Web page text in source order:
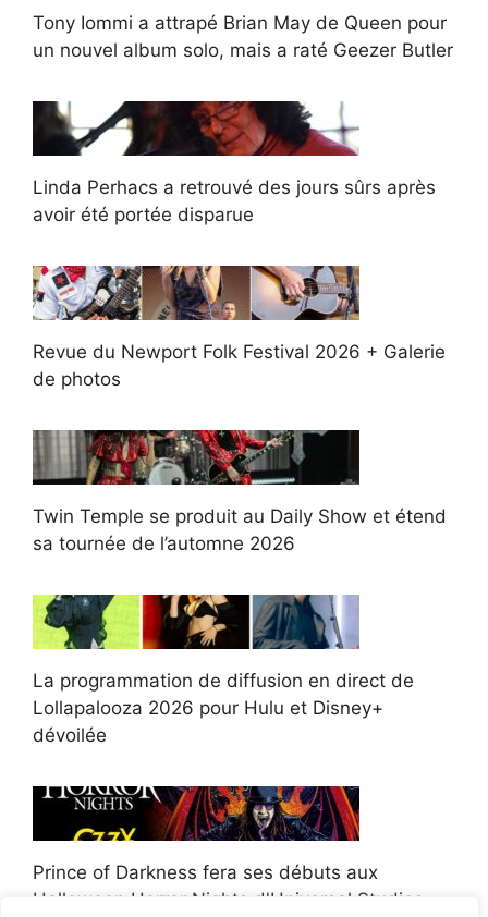
Tony Iommi a attrapé Brian May de Queen pour
un nouvel album solo, mais a raté Geezer Butler
Linda Perhacs a retrouvé des jours sûrs après
avoir été portée disparue
Revue du Newport Folk Festival 2026 + Galerie
de photos
Twin Temple se produit au Daily Show et étend
sa tournée de l’automne 2026
La programmation de diffusion en direct de
Lollapalooza 2026 pour Hulu et Disney+
dévoilée
Prince of Darkness fera ses débuts aux
Halloween Horror Nights d'Universal Studios